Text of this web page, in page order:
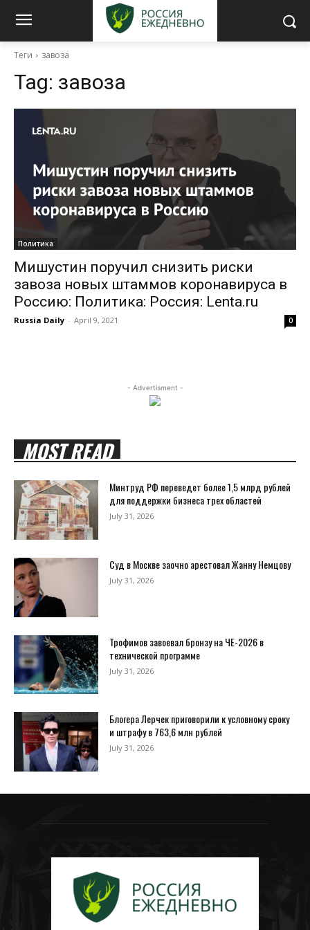
Теги завоза
Tag: завоза
Политика
Мишустин поручил снизить риски
завоза новых штаммов коронавируса в
Россию: Политика: Россия: Lenta.ru
Russia Daily - April 9, 2021 0
- Advertisment -
MOST READ
Минтруд РФ переведет более 1,5 млрд рублей
для поддержки бизнеса трех областей
July 31, 2026
Суд в Москве заочно арестовал Жанну Немцову
July 31, 2026
Трофимов завоевал бронзу на ЧЕ-2026 в
технической программе
July 31, 2026
Блогера Лерчек приговорили к условному сроку
и штрафу в 763,6 млн рублей
July 31, 2026